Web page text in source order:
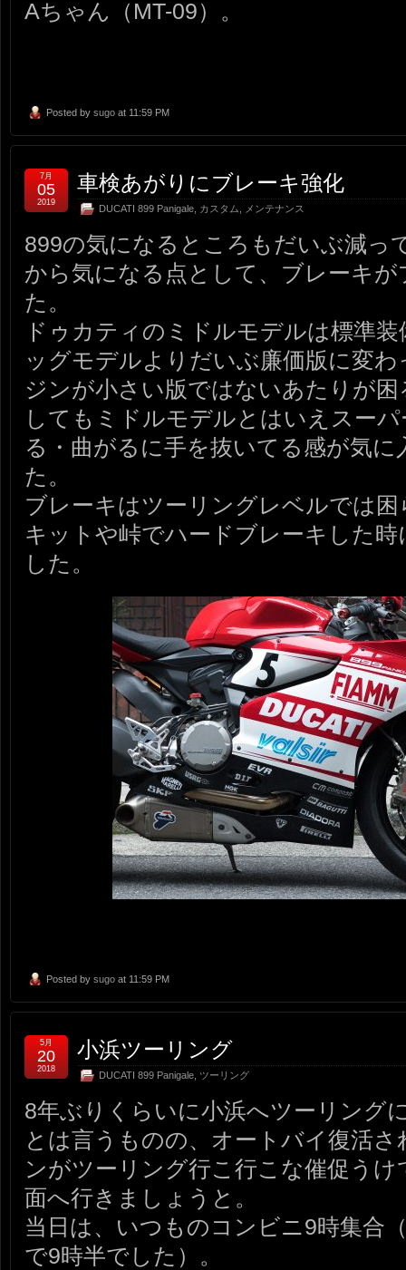
Aちゃん（MT-09）。
Posted by sugo at 11:59 PM
車検あがりにブレーキ強化
DUCATI 899 Panigale カスタム メンテナンス
7月
05
2019
899の気になるところもだいぶ減っ
から気になる点として、ブレーキ
た。
ドゥカティのミドルモデルは標準
ッグモデルよりだいぶ廉価版に変
ジンが小さい版ではないあたりが
してもミドルモデルとはいえスー
る・曲がるに手を抜いてる感が気
た。
ブレーキはツーリングレベルでは
キットや峠でハードブレーキした
した。
Posted by sugo at 11:59 PM
小浜ツーリング
DUCATI 899 Panigale ツーリング
5月
20
2018
8年ぶりくらいに小浜へツーリング
とは言うものの、オートバイ復活
ンがツーリング行こ行こな催促う
面へ行きましょうと。
当日は、いつものコンビニ9時集合
で9時半でした）。